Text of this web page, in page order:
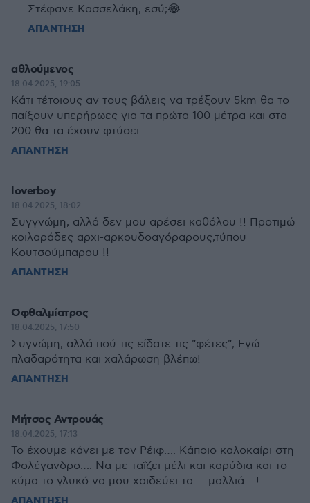
Στέφανε Κασσελάκη, εσύ;😂
ΑΠΑΝΤΗΣΗ
αθλούμενος
18.04.2025, 19:05
Κάτι τέτοιους αν τους βάλεις να τρέξουν 5km θα το
παίξουν υπερήρωες για τα πρώτα 100 μέτρα και στα
200 θα τα έχουν φτύσει.
ΑΠΑΝΤΗΣΗ
loverboy
18.04.2025, 18:02
Συγγνώμη, αλλά δεν μου αρέσει καθόλου !! Προτιμώ
κοιλαράδες αρχι-αρκουδοαγόραρους,τύπου
Κουτσούμπαρου !!
ΑΠΑΝΤΗΣΗ
Οφθαλμίατρος
18.04.2025, 17:50
Συγνώμη, αλλά πού τις είδατε τις "φέτες"; Εγώ
πλαδαρότητα και χαλάρωση βλέπω!
ΑΠΑΝΤΗΣΗ
Μήτσος Αντρουάς
18.04.2025, 17:13
Το έχουμε κάνει με τον Ρέιφ…. Κάποιο καλοκαίρι στη
Φολέγανδρο…. Να με ταΐζει μέλι και καρύδια και το
κύμα το γλυκό να μου χαϊδεύει τα…. μαλλιά….!